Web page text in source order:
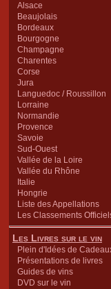
Alsace
Beaujolais
Bordeaux
Bourgogne
Champagne
Charentes
Corse
Jura
Languedoc / Roussillon
Lorraine
Normandie
Provence
Savoie
Sud-Ouest
Vallée de la Loire
Vallée du Rhône
Italie
Hongrie
Liste des Appellations
Les Classements
Les Livres sur le vin
Plein d'Idées de
Présentations de livres
Guides de vins
DVD sur le vin